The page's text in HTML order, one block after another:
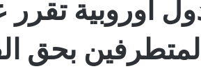
أوروبية
المتطرفين بحق